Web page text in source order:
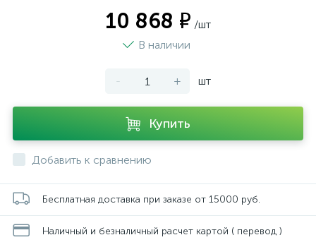
10 868 ₽ /шт
В наличии
- + шт
Купить
Добавить к сравнению
Бесплатная доставка при заказе от 15000 руб.
Наличный и безналичный расчет картой ( перевод )